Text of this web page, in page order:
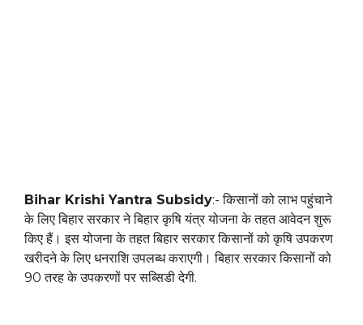
Bihar Krishi Yantra Subsidy:- किसानों को लाभ पहुंचाने
के लिए बिहार सरकार ने बिहार कृषि यंत्र योजना के तहत आवेदन शुरू
किए हैं। इस योजना के तहत बिहार सरकार किसानों को कृषि उपकरण
खरीदने के लिए धनराशि उपलब्ध कराएगी। बिहार सरकार किसानों को
90 तरह के उपकरणों पर सब्सिडी देगी.